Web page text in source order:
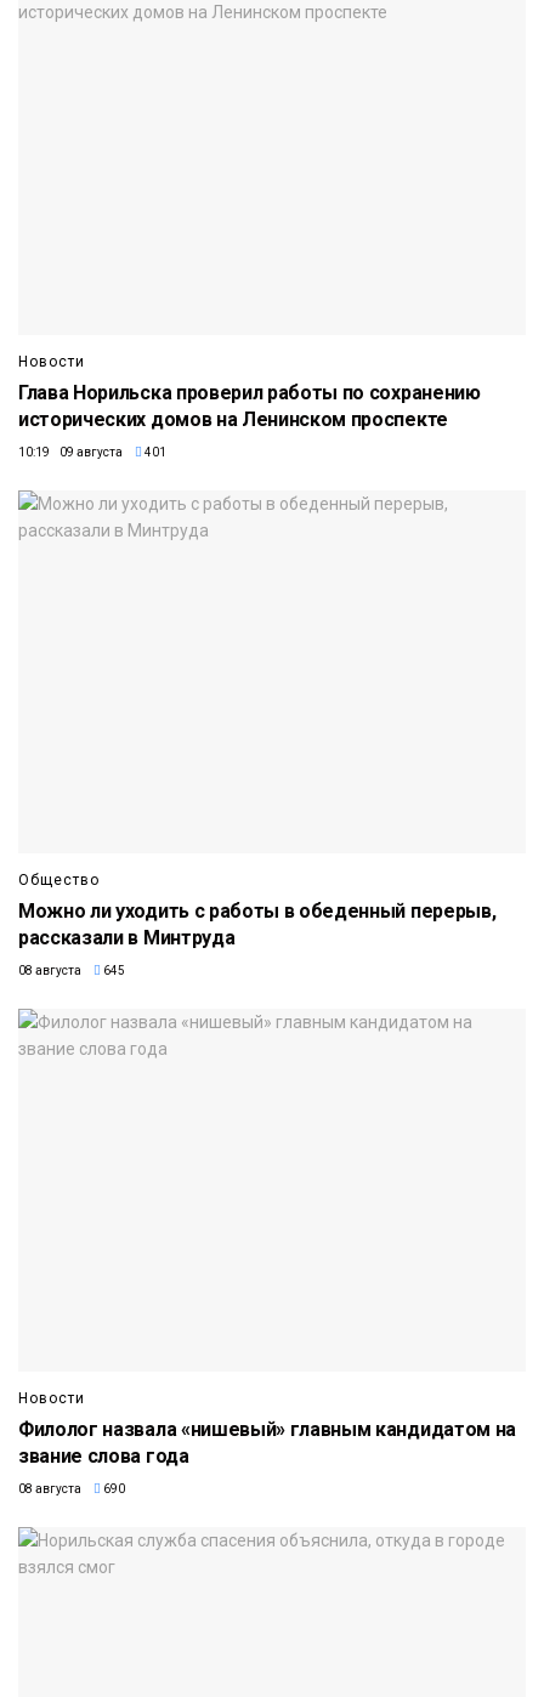
Новости
Глава Норильска проверил работы по сохранению
исторических домов на Ленинском проспекте
10:19 09 августа 401
Общество
Можно ли уходить с работы в обеденный перерыв,
рассказали в Минтруда
08 августа 645
Новости
Филолог назвала «нишевый» главным кандидатом на
звание слова года
08 августа 690